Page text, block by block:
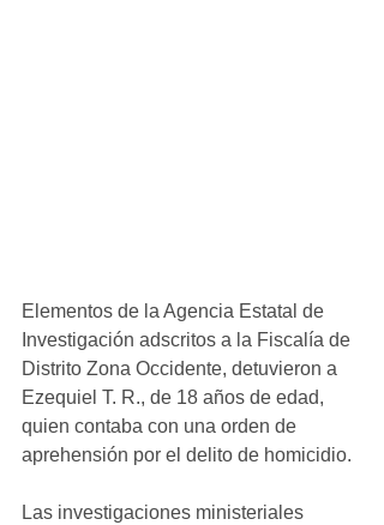
Elementos de la Agencia Estatal de
Investigación adscritos a la Fiscalía de
Distrito Zona Occidente, detuvieron a
Ezequiel T. R., de 18 años de edad,
quien contaba con una orden de
aprehensión por el delito de homicidio.
Las investigaciones ministeriales